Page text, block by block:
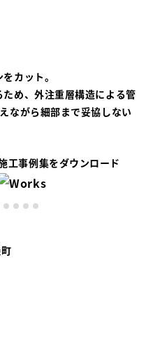
カット。
め、外注重層構造による管
ながら細部まで妥協しない